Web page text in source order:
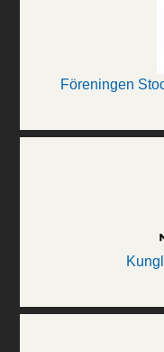
Föreningen